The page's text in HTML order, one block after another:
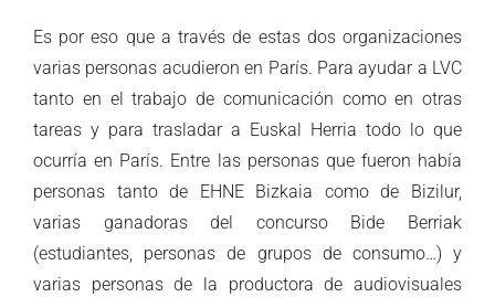
Es por eso que a través de estas dos organizaciones
varias personas acudieron en París. Para ayudar a LVC
tanto en el trabajo de comunicación como en otras
tareas y para trasladar a Euskal Herria todo lo que
ocurría en París. Entre las personas que fueron había
personas tanto de EHNE Bizkaia como de Bizilur,
varias ganadoras del concurso Bide Berriak
(estudiantes, personas de grupos de consumo…) y
varias personas de la productora de audiovisuales